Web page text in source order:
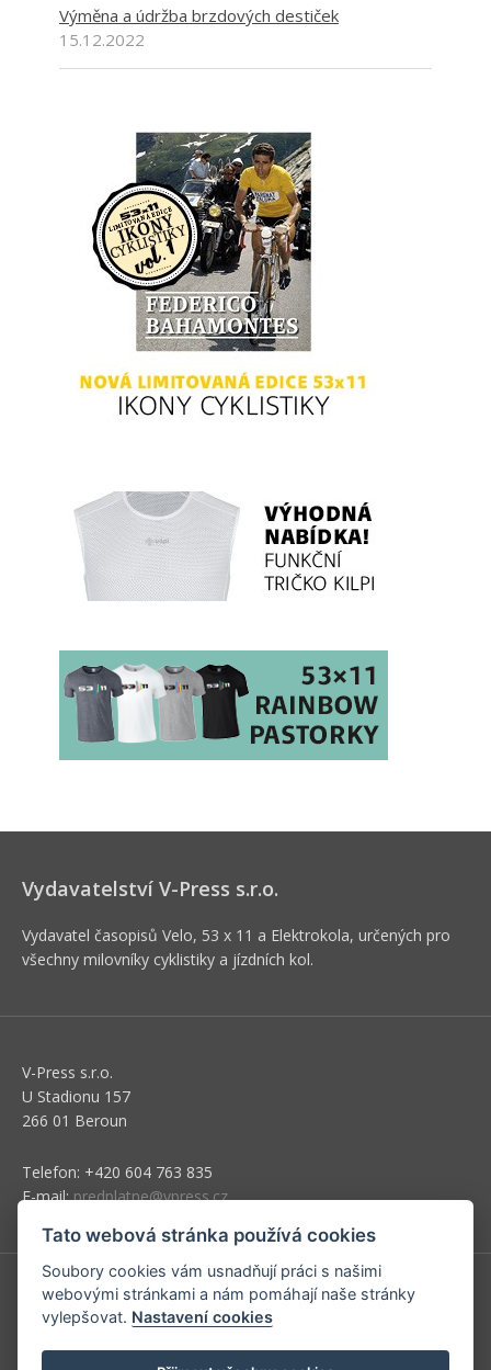
Výměna a údržba brzdových destiček
15.12.2022
Vydavatelství V-Press s.r.o.
Vydavatel časopisů Velo, 53 x 11 a Elektrokola, určených pro
všechny milovníky cyklistiky a jízdních kol.
V-Press s.r.o.
U Stadionu 157
266 01 Beroun
Telefon: +420 604 763 835
E-mail:predplatne@vpress.cz
Redakce
Tato webová stránka používá cookies
Soubory cookies vám usnadňují práci s našimi
webovými stránkami a nám pomáhají naše stránky
vylepšovat. Nastavení cookies